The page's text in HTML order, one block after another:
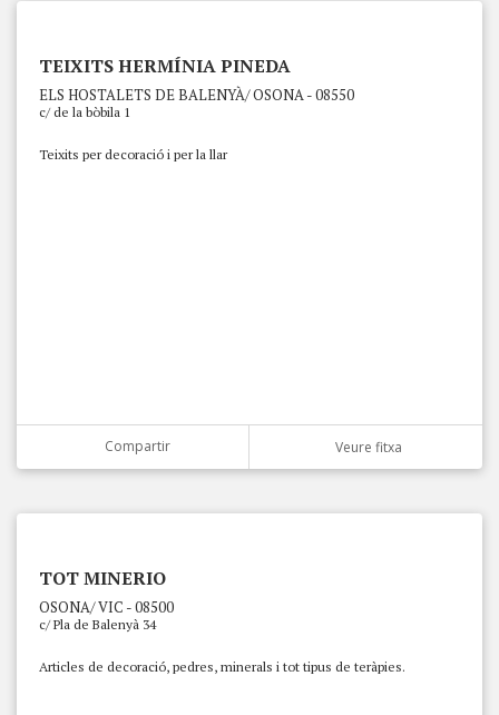
TEIXITS HERMÍNIA PINEDA
ELS HOSTALETS DE BALENYÀ/ OSONA - 08550
c/ de la bòbila 1
Teixits per decoració i per la llar
Compartir Veure fitxa
TOT MINERIO
OSONA/ VIC - 08500
c/ Pla de Balenyà 34
Articles de decoració, pedres, minerals i tot tipus de teràpies.